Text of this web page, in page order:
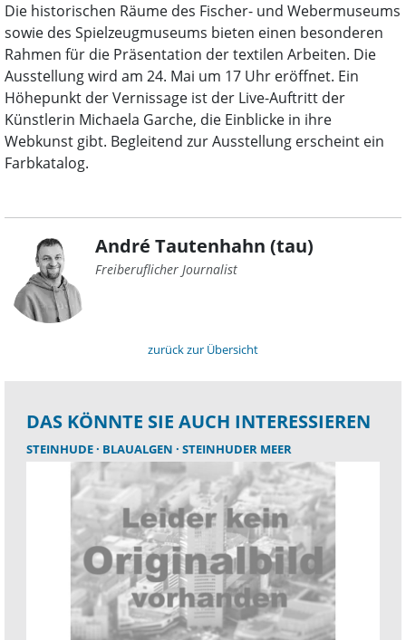
Die historischen Räume des Fischer- und Webermuseums
sowie des Spielzeugmuseums bieten einen besonderen
Rahmen für die Präsentation der textilen Arbeiten. Die
Ausstellung wird am 24. Mai um 17 Uhr eröffnet. Ein
Höhepunkt der Vernissage ist der Live-Auftritt der
Künstlerin Michaela Garche, die Einblicke in ihre
Webkunst gibt. Begleitend zur Ausstellung erscheint ein
Farbkatalog.
André Tautenhahn (tau)
Freiberuflicher Journalist
zurück zur Übersicht
DAS KÖNNTE SIE AUCH INTERESSIEREN
STEINHUDE BLAUALGEN STEINHUDER MEER